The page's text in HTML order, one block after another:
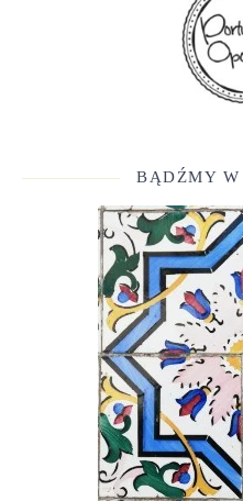
BĄDŹMY